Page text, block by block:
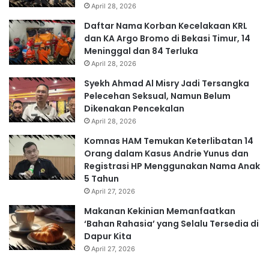
April 28, 2026
Daftar Nama Korban Kecelakaan KRL
dan KA Argo Bromo di Bekasi Timur, 14
Meninggal dan 84 Terluka
April 28, 2026
Syekh Ahmad Al Misry Jadi Tersangka
Pelecehan Seksual, Namun Belum
Dikenakan Pencekalan
April 28, 2026
Komnas HAM Temukan Keterlibatan 14
Orang dalam Kasus Andrie Yunus dan
Registrasi HP Menggunakan Nama Anak
5 Tahun
April 27, 2026
Makanan Kekinian Memanfaatkan
‘Bahan Rahasia’ yang Selalu Tersedia di
Dapur Kita
April 27, 2026